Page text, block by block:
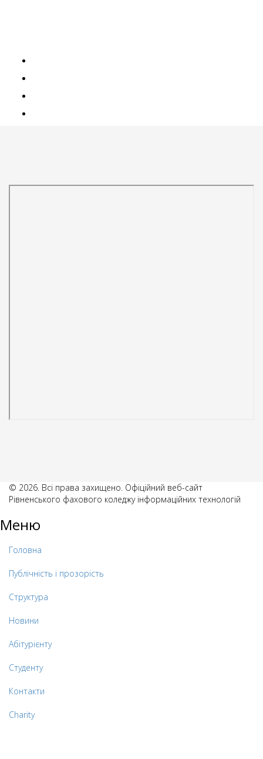
© 2026. Всі права захищено. Офіційний веб-сайт
Рівненського фахового коледжу інформаційних технологій
Меню
Головна
Публічність і прозорість
Структура
Новини
Абітурієнту
Студенту
Контакти
Charity